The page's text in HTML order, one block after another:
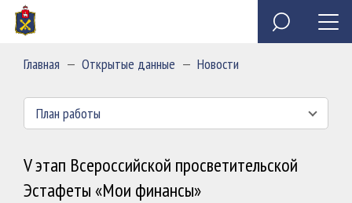
Сведения о доходах, расходах, об имуществе и
обязательствах имущественного характера
служащих Контрольно-счетной палаты Пермского края
Специальное программное обеспечение «Анкета
Обзор обращений граждан
Главная — Открытые данные — Новости
План работы
V этап Всероссийской просветительской
Эстафеты «Мои финансы»